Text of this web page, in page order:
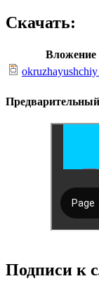
Скачать:
Вложение
Подписи к